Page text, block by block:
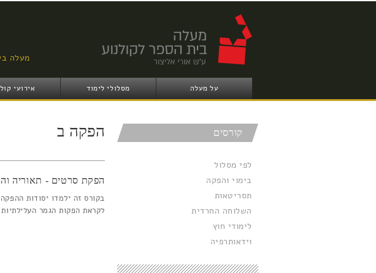
מעלה
על מעלה מסלולי לימוד אירועי
קורסים
לפי מסלול
בימוי והפקה
תסריטאות
השלוחה החרדית
לימודי חוץ
וידאותרפיה
הפקה ב
הפקת סרטים - תאוריה
בקורס זה ילמדו יסודות
לקראת הפקות הגמר